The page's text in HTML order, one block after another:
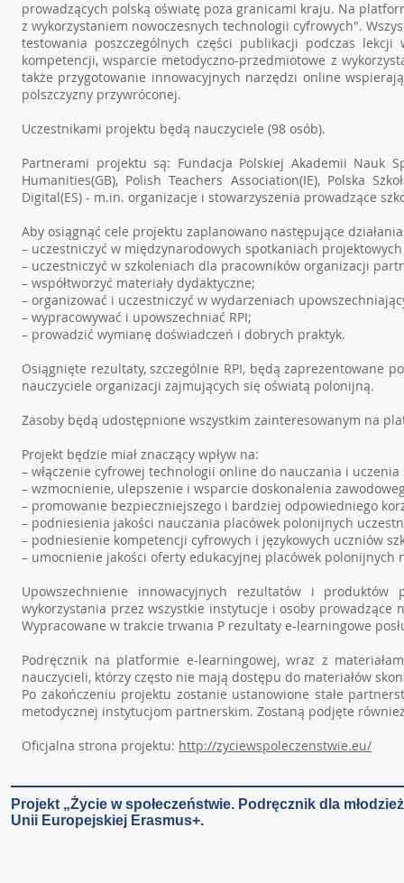
prowadzących polską oświatę poza granicami kraju. Na
z wykorzystaniem nowoczesnych technologii cyfrowych".
testowania poszczególnych części publikacji podczas
kompetencji, wsparcie metodyczno-przedmiotowe z
także przygotowanie innowacyjnych narzędzi online
polszczyzny przywróconej.
Uczestnikami projektu będą nauczyciele (98 osób).
Partnerami projektu są: Fundacja Polskiej Akademii Nauk
Humanities(GB), Polish Teachers Association(IE), Polska
Digital(ES) - m.in. organizacje i stowarzyszenia prowadzące
Aby osiągnąć cele projektu zaplanowano następujące
– uczestniczyć w międzynarodowych spotkaniach
– uczestniczyć w szkoleniach dla pracowników organizacji
– współtworzyć materiały dydaktyczne;
– organizować i uczestniczyć w wydarzeniach
– wypracowywać i upowszechniać RPI;
– prowadzić wymianę doświadczeń i dobrych praktyk.
Osiągnięte rezultaty, szczególnie RPI, będą zaprezentowane
nauczyciele organizacji zajmujących się oświatą polonijną.
Zasoby będą udostępnione wszystkim zainteresowanym na
Projekt będzie miał znaczący wpływ na:
– włączenie cyfrowej technologii online do nauczania i
– wzmocnienie, ulepszenie i wsparcie doskonalenia
– promowanie bezpieczniejszego i bardziej odpowiedniego
– podniesienia jakości nauczania placówek polonijnych
– podniesienie kompetencji cyfrowych i językowych uczniów
– umocnienie jakości oferty edukacyjnej placówek
Upowszechnienie innowacyjnych rezultatów i
wykorzystania przez wszystkie instytucje i osoby
Wypracowane w trakcie trwania P rezultaty e-learningowe
Podręcznik na platformie e-learningowej, wraz z
nauczycieli, którzy często nie mają dostępu do materiałów
Po zakończeniu projektu zostanie ustanowione stałe
metodycznej instytucjom partnerskim. Zostaną podjęte
Oficjalna strona projektu: http://zyciewspoleczenstwie.eu/
Projekt „Życie w społeczeństwie. Podręcznik dla
Unii Europejskiej Erasmus+.